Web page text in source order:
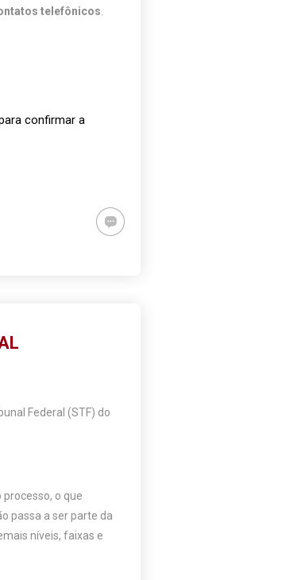
telefônicos
confirmar a
Federal (STF) do
o que
passa a ser parte da
níveis, faixas e